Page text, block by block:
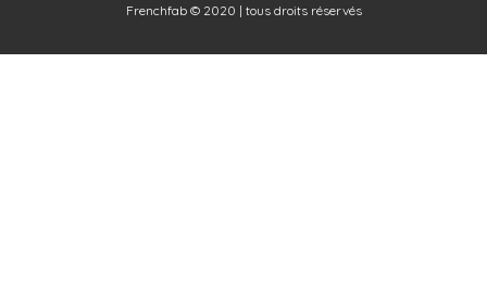
Frenchfab © 2020 | tous droits réservés